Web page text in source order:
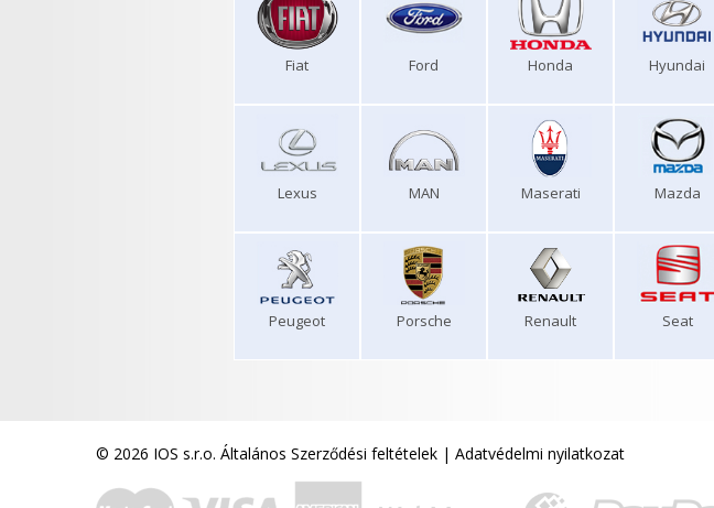
Fiat Ford Honda Hyundai
Lexus MAN Maserati Mazda
Peugeot Porsche Renault Seat
© 2026 IOS s.r.o. Általános Szerződési feltételek | Adatvédelmi nyilatkozat